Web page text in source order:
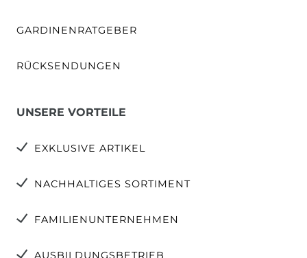
GARDINENRATGEBER
RÜCKSENDUNGEN
UNSERE VORTEILE
EXKLUSIVE ARTIKEL
NACHHALTIGES SORTIMENT
FAMILIENUNTERNEHMEN
AUSBILDUNGSBETRIEB